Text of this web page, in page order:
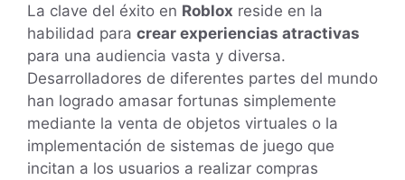
La clave del éxito en Roblox reside en la
habilidad para crear experiencias atractivas
para una audiencia vasta y diversa.
Desarrolladores de diferentes partes del mundo
han logrado amasar fortunas simplemente
mediante la venta de objetos virtuales o la
implementación de sistemas de juego que
incitan a los usuarios a realizar compras